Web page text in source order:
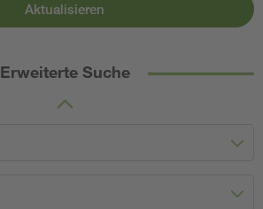
Aktualisieren
Erweiterte Suche